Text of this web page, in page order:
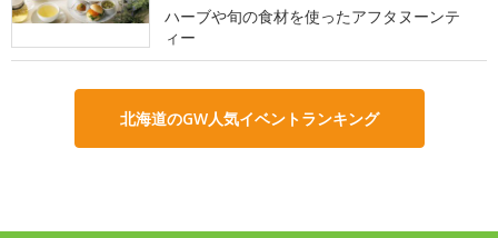
ハーブや旬の食材を使ったアフタヌーンテ
ィー
北海道のGW人気イベントランキング